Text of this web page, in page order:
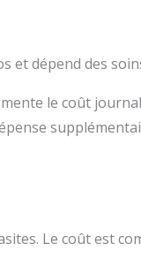
et dépend des
le coût
Le coût est